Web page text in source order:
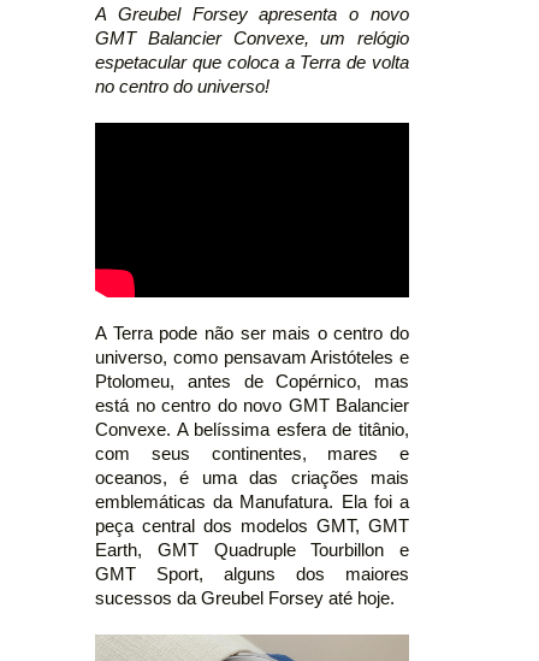
A Greubel Forsey apresenta o novo
GMT Balancier Convexe, um relógio
espetacular que coloca a Terra de volta
no centro do universo!
A Terra pode não ser mais o centro do
universo, como pensavam Aristóteles e
Ptolomeu, antes de Copérnico, mas
está no centro do novo GMT Balancier
Convexe. A belíssima esfera de titânio,
com seus continentes, mares e
oceanos, é uma das criações mais
emblemáticas da Manufatura. Ela foi a
peça central dos modelos GMT, GMT
Earth, GMT Quadruple Tourbillon e
GMT Sport, alguns dos maiores
sucessos da Greubel Forsey até hoje.